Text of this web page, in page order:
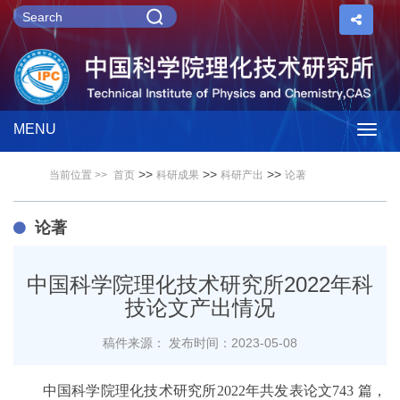
MENU
当前位置 >> 首页 >> 科研成果 >> 科研产出 >> 论著
论著
中国科学院理化技术研究所2022年科
技论文产出情况
稿件来源： 发布时间：2023-05-08
中国科学院理化技术研究所2022年共发表论文743 篇，